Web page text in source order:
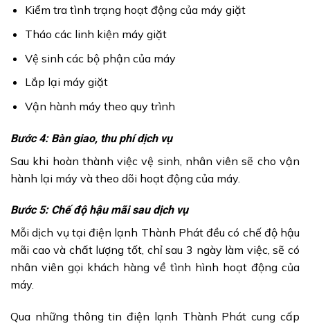
Kiểm tra tình trạng hoạt động của máy giặt
Tháo các linh kiện máy giặt
Vệ sinh các bộ phận của máy
Lắp lại máy giặt
Vận hành máy theo quy trình
Bước 4: Bàn giao, thu phí dịch vụ
Sau khi hoàn thành việc vệ sinh, nhân viên sẽ cho vận
hành lại máy và theo dõi hoạt động của máy.
Bước 5: Chế độ hậu mãi sau dịch vụ
Mỗi dịch vụ tại điện lạnh Thành Phát đều có chế độ hậu
mãi cao và chất lượng tốt, chỉ sau 3 ngày làm việc, sẽ có
nhân viên gọi khách hàng về tình hình hoạt động của
máy.
Qua những thông tin điện lạnh Thành Phát cung cấp